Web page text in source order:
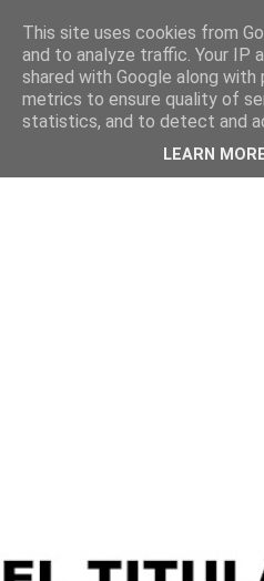
This site uses cookies from
and to analyze traffic. Your IP
shared with Google along
metrics to ensure quality of
statistics, and to detect and
LEARN